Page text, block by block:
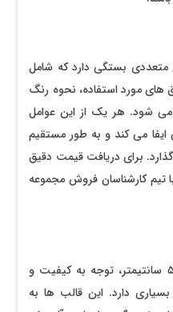
لبه ۵ به عوامل متعددی بستگی دارد که شامل
های مورد استفاده، نحوه رنگ
می ‌شود. هر یک از این عوامل
می ‌کند و به طور مستقیم
برای دریافت قیمت دقیق
تیم کارشناسان فروش مجموعه
برای خرید قالب ‌های بتن با لبه ۵ سانتیمتر، توجه به کیفیت و
دارد. این قالب ‌ها به